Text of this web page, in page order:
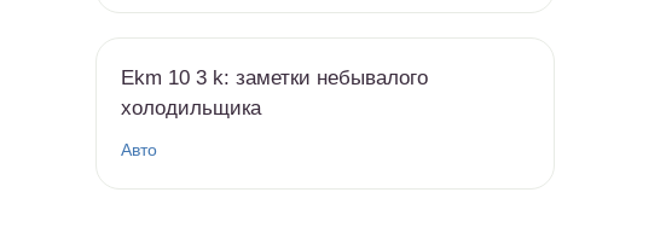
Ekm 10 3 k: заметки небывалого
холодильщика
Авто